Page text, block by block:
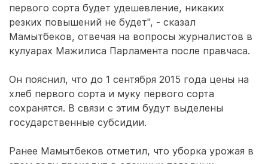
первого сорта будет удешевление, никаких
резких повышений не будет", - сказал
Мамытбеков, отвечая на вопросы журналистов в
кулуарах Мажилиса Парламента после правчаса.
Он пояснил, что до 1 сентября 2015 года цены на
хлеб первого сорта и муку первого сорта
сохранятся. В связи с этим будут выделены
государственные субсидии.
Ранее Мамытбеков отметил, что уборка урожая в